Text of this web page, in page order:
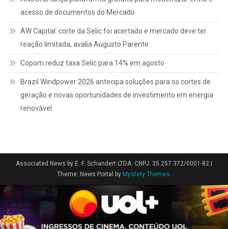
acesso de documentos do Mercado
AW Capital: corte da Selic foi acertado e mercado deve ter
reação limitada, avalia Augusto Parente
Copom reduz taxa Selic para 14% em agosto
Brazil Windpower 2026 antecipa soluções para os cortes de
geração e novas oportunidades de investimento em energia
renovável
Associated News by E. F. Schandert LTDA. CNPJ: 35.257.372/0001-82 |
Theme: News Portal by Mystery Themes.